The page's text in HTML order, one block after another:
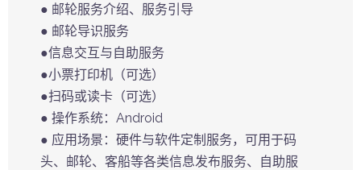
● 邮轮服务介绍、服务引导
● 邮轮导识服务
●信息交互与自助服务
●小票打印机（可选）
●扫码或读卡（可选）
● 操作系统：Android
● 应用场景：硬件与软件定制服务，可用于码
头、邮轮、客船等各类信息发布服务、自助服